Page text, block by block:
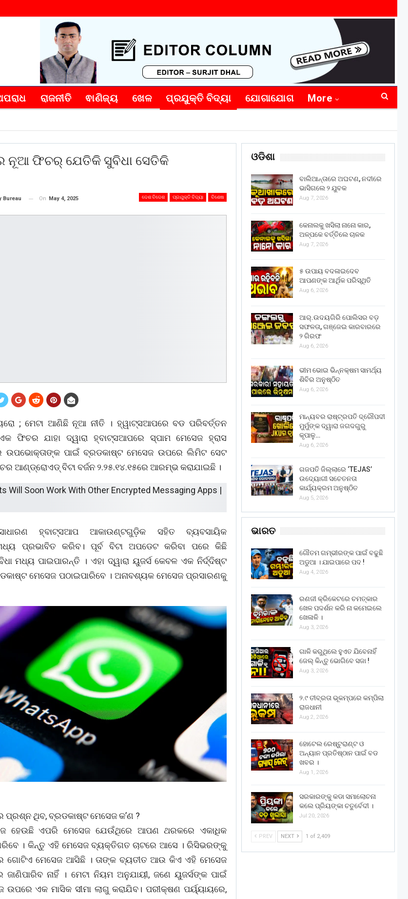
ରାଜନୀତି ଵାଣିଜ୍ୟ ଖେଳ ପ୍ରଯୁକ୍ତି ବିଦ୍ୟା ଯୋଗାଯୋଗ More
ନୂଆ ଫିଚର୍ ଯେତିକି ସୁବିଧା ସେତିକି
ଦେଶ ବିଦେଶ ପ୍ରଯୁକ୍ତି ବିଦ୍ୟା ବିଶେଷ
Bureau On May 4, 2025
; ମେଟା ଆଣିଛି ନୂଆ ନୀତି । ହ୍ୱାଟ୍ସଆପରେ ବଡ ପରିବର୍ତ୍ତନ
ଫିଚର ଯାହା ଦ୍ୱାରା ହ୍ବାଟ୍ସଆପରେ ସ୍ପାମ ମେସେଜ ହ୍ରାସ
ଉପଭୋକ୍ତାଙ୍କ ପାଇଁ ବ୍ରଡକାଷ୍ଟ ମେସେଜ ଉପରେ ଲିମିଟ ସେଟ
ଆଣ୍ଡ୍ରୋଏଡ୍ ବିଟା ବର୍ଜନ ୨.୨୫.୧୪.୧୫ରେ ଆରମ୍ଭ କରାଯାଇଛି ।
ହ୍ବାଟ୍ସଆପ ଆକାଉଣ୍ଟଗୁଡ଼ିକ ସହିତ ବ୍ୟବସାୟିକ
ପ୍ରଭାବିତ କରିବ। ପୂର୍ବ ବିଟା ଅପଡେଟ କରିବା ପରେ କିଛି
ମଧ୍ୟ ପାଇପାରନ୍ତି । ଏହା ଦ୍ୱାରା ୟୁଜର୍ସ କେବଳ ଏକ ନିର୍ଦ୍ଦିଷ୍ଟ
ମେସେଜ ପଠାଇପାରିବେ । ଅନାବଶ୍ୟକ ମେସେଜ ପ୍ରସାରଣକୁ
ଥିବ, ବ୍ରଡକାଷ୍ଟ ମେସେଜ କ’ଣ ?
ହେଉଛି ଏପରି ମେସେଜ ଯେଉଁଥିରେ ଆପଣ ଥରକରେ ଏକାଧିକ
। କିନ୍ତୁ ଏହି ମେସେଜ ବ୍ୟକ୍ତିଗତ ଚାଟରେ ଆସେ । ରିସିଭରଙ୍କୁ
ଗୋଟିଏ ମେସେଜ ଆସିଛି । ତାଙ୍କ ବ୍ୟତୀତ ଆଉ କିଏ ଏହି ମେସେଜ
ଜାଣିପାରିବ ନାହିଁ । ମେଟା ନିୟମ ଅନୁଯାୟୀ, ଜଣେ ୟୁଜର୍ସଙ୍କ ପାଇଁ
ଉପରେ ଏକ ମାସିକ ସୀମା ଲାଗୁ କରାଯିବ। ପରୀକ୍ଷଣ ପର୍ୟ୍ୟାୟରେ,
ଓଡିଶା
ବାଲିଆନ୍ତାରେ ଅଘଟଣ, ନଦୀରେ
ଭାସିଗଲେ ୨ ଯୁବକ
Aug 7, 2026
କେନାଲକୁ ଖସିଲା ନାନୋ କାର,
ଅଳ୍ପକେ ବର୍ତ୍ତିଲେ ଚାଳକ
Aug 7, 2026
୫ ଉପାୟ ବଦଳାଇଦେବ
ଆପଣଙ୍କ ଆର୍ଥିକ ପରିସ୍ଥିତି
Aug 6, 2026
ଆର୍.ଉଦୟଗିରି ପୋଲିସର ବଡ଼
ସଫଳତା, ଗଞ୍ଜେଇ କାରବାରରେ
୨ ଗିରଫ
Aug 6, 2026
ଭୀମ ଭୋଇ ଭିନ୍ନକ୍ଷମ ସାମର୍ଥ୍ୟ
ଶିବିର ଅନୁଷ୍ଠିତ
Aug 6, 2026
ମାନ୍ୟବର ରାଷ୍ଟ୍ରପତି ଦ୍ରୌପଦୀ
ମୁର୍ମୁଙ୍କ ଦ୍ୱାରା ଜଗଦଗୁରୁ
କୃପାଳୁ…
Aug 6, 2026
ଗଜପତି ଜିଲ୍ଲାରେ ‘TEJAS’
ଉଦ୍ୟୋଗୀ ସଚେତନତା
କାର୍ଯ୍ୟକ୍ରମ ଅନୁଷ୍ଠିତ
Aug 5, 2026
ଭାରତ
ଗୌତମ ଗମ୍ଭୀରଙ୍କ ପାଇଁ ବଢୁଛି
ଅଡୁଆ । ଯାଇପାରେ ପଦ !
Aug 4, 2026
ରଣଜୀ କ୍ରିକେଟରେ ଚମତ୍କାର
ଖେଳ ପଦର୍ଶନ କରି ନା କମେଇଲେ
ଖେଳାଳି ।
Aug 3, 2026
ଗାଳି କରୁଥିଲେ ହୁଏତ ଯିବେନାହିଁ
ଜେଲ୍ କିନ୍ତୁ ଭୋଗିବେ ସଜା !
Aug 3, 2026
୨.୯ ତୀବ୍ରତା ଭୂକମ୍ପରେ କମ୍ପିଲା
ରାଜଧାନୀ
Aug 2, 2026
ହୋଟେଲ ରେଷ୍ଟୁରାଣ୍ଟ ଓ
ଅନ୍ୟାନ ପ୍ରତିଷ୍ଠାନ ପାଇଁ ବଡ
ଖବର ।
Aug 1, 2026
ସରକାରଙ୍କୁ କଡା ସମାଲୋଚନା
କଲେ ପ୍ରିୟଙ୍କା ଚତୁର୍ବେଦୀ ।
Jul 20, 2026
PREV NEXT 1 of 2,409